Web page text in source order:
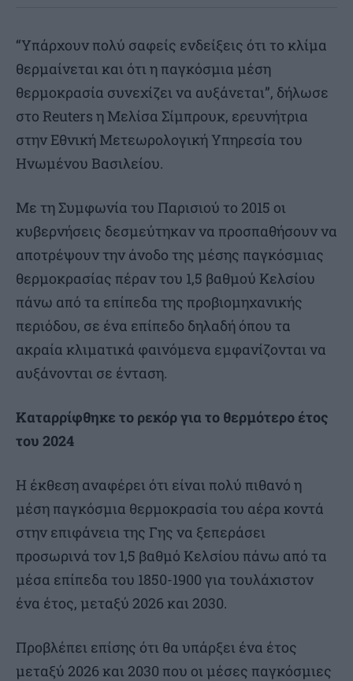
“Υπάρχουν πολύ σαφείς ενδείξεις ότι το κλίμα
θερμαίνεται και ότι η παγκόσμια μέση
θερμοκρασία συνεχίζει να αυξάνεται”, δήλωσε
στο Reuters η Μελίσα Σίμπρουκ, ερευνήτρια
στην Εθνική Μετεωρολογική Υπηρεσία του
Ηνωμένου Βασιλείου.
Με τη Συμφωνία του Παρισιού το 2015 οι
κυβερνήσεις δεσμεύτηκαν να προσπαθήσουν να
αποτρέψουν την άνοδο της μέσης παγκόσμιας
θερμοκρασίας πέραν του 1,5 βαθμού Κελσίου
πάνω από τα επίπεδα της προβιομηχανικής
περιόδου, σε ένα επίπεδο δηλαδή όπου τα
ακραία κλιματικά φαινόμενα εμφανίζονται να
αυξάνονται σε ένταση.
Καταρρίφθηκε το ρεκόρ για το θερμότερο έτος
του 2024
Η έκθεση αναφέρει ότι είναι πολύ πιθανό η
μέση παγκόσμια θερμοκρασία του αέρα κοντά
στην επιφάνεια της Γης να ξεπεράσει
προσωρινά τον 1,5 βαθμό Κελσίου πάνω από τα
μέσα επίπεδα του 1850-1900 για τουλάχιστον
ένα έτος, μεταξύ 2026 και 2030.
Προβλέπει επίσης ότι θα υπάρξει ένα έτος
μεταξύ 2026 και 2030 που οι μέσες παγκόσμιες